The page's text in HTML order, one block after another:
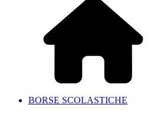
BORSE SCOLASTICHE